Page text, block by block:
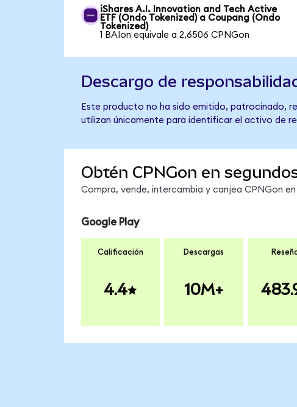
iShares A.I. Innovation and Tech Active
ETF (Ondo Tokenized) a Coupang (Ondo
Tokenized)
1 BAIon equivale a 2,6506 CPNGon
Descargo de
Este producto no ha sido emitido, patrocinado,
utilizan únicamente para identificar el activo de
Obtén CPNGon en
Compra, vende, intercambia y canjea CPNGon
Google Play
Calificación
4.4
Descargas
10M+